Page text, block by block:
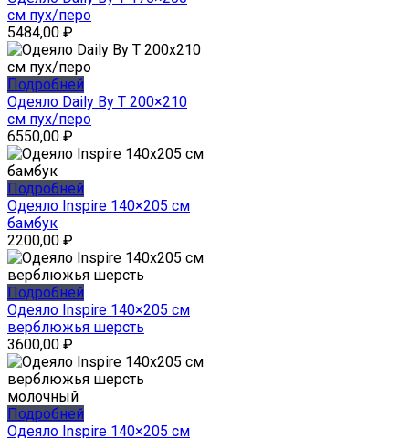
см пух/перо
5484,00 ₽
Подробней
Одеяло Daily By T 200×210
см пух/перо
6550,00 ₽
Подробней
Одеяло Inspire 140×205 см
бамбук
2200,00 ₽
Подробней
Одеяло Inspire 140×205 см
верблюжья шерсть
3600,00 ₽
Подробней
Одеяло Inspire 140×205 см